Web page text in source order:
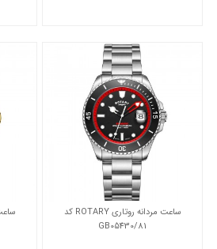
ساعت مردانه روتاری ROTARY کد
GB05430/81